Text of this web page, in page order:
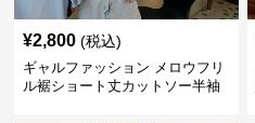
¥2,800 (税込)
ギャルファッション メロウフリ
ル裾ショート丈カットソー半袖